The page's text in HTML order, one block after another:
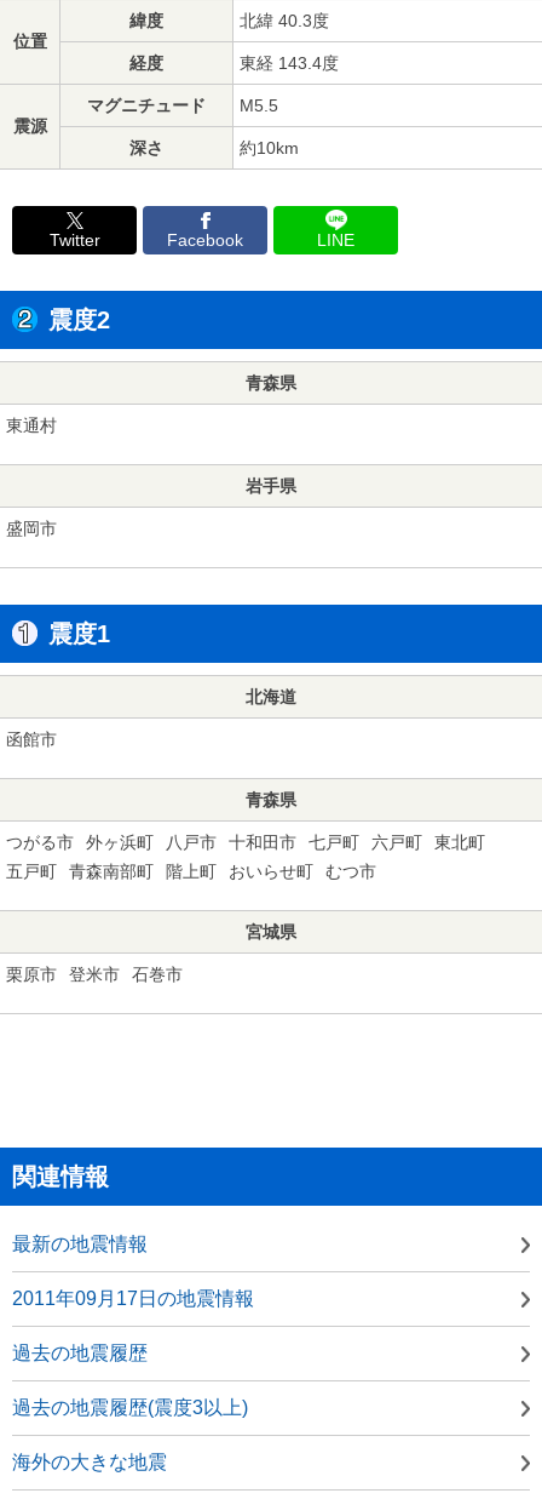
位置
緯度 北緯 40.3度
経度 東経 143.4度
震源
マグニチュード M5.5
深さ 約10km
Twitter Facebook LINE
震度2
青森県
東通村
岩手県
盛岡市
震度1
北海道
函館市
青森県
つがる市 外ヶ浜町 八戸市 十和田市 七戸町 六戸町
東北町
五戸町
青森南部町 階上町 おいらせ町 むつ市
宮城県
栗原市 登米市 石巻市
関連情報
最新の地震情報
2011年09月17日の地震情報
過去の地震履歴
過去の地震履歴(震度3以上)
海外の大きな地震